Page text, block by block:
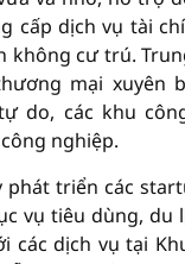
cấp dịch vụ tài
không cư trú.
mại xuyên
do, các khu
nghiệp.
phát triển các
vụ tiêu dùng, du
các dịch vụ tại